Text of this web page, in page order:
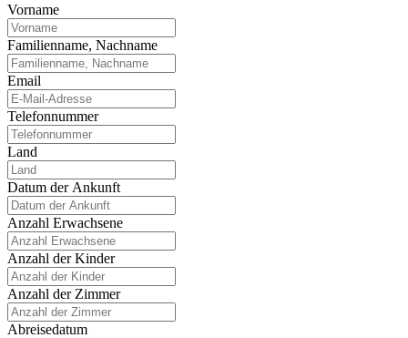
Vorname
Familienname, Nachname
Email
Telefonnummer
Land
Datum der Ankunft
Anzahl Erwachsene
Anzahl der Kinder
Anzahl der Zimmer
Abreisedatum